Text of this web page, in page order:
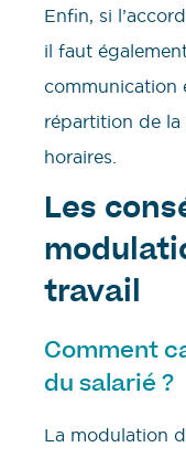
Enfin, si
il faut
communication
répartition de
horaires.
Les
travail
Comment
du salarié ?
La modulation